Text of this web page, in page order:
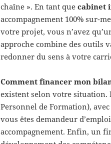
chaîne ». En tant quecabinet
accompagnement 100% sur-
votre projet, vous n’avez
approche combine des outils
redonner du sens à votre
Comment financer mon
existent selon votre situation.
Personnel de Formation),
vous êtes demandeur
accompagnement. Enfin, un